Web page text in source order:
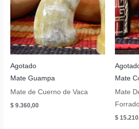
Agotado
Mate Guampa
Mate de Cuerno de Vaca
$ 9.360,00
Mate
Mate
$